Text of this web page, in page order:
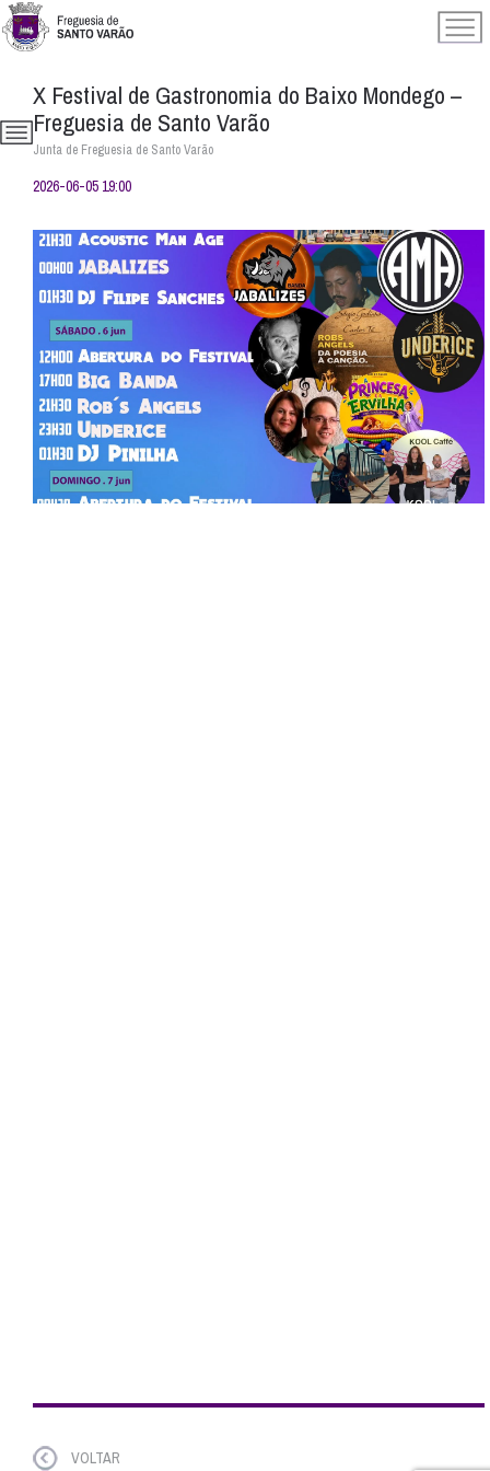
X Festival de Gastronomia do Baixo Mondego –
Freguesia de Santo Varão
Junta de Freguesia de Santo Varão
2026-06-05 19:00
VOLTAR